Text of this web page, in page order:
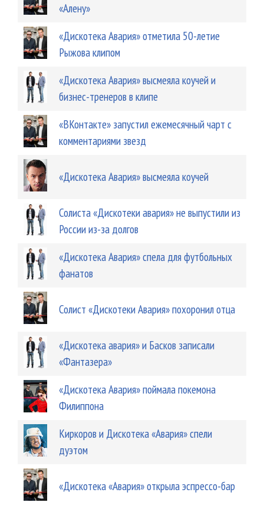
«Алену»
«Дискотека Авария» отметила 50-летие
Рыжова клипом
«Дискотека Авария» высмеяла коучей и
бизнес-тренеров в клипе
«ВКонтакте» запустил ежемесячный чарт с
комментариями звезд
«Дискотека Авария» высмеяла коучей
Солиста «Дискотеки авария» не выпустили из
России из-за долгов
«Дискотека Авария» спела для футбольных
фанатов
Солист «Дискотеки Авария» похоронил отца
«Дискотека авария» и Басков записали
«Фантазера»
«Дискотека Авария» поймала покемона
Филиппона
Киркоров и Дискотека «Авария» спели
дуэтом
«Дискотека «Авария» открыла эспрессо-бар